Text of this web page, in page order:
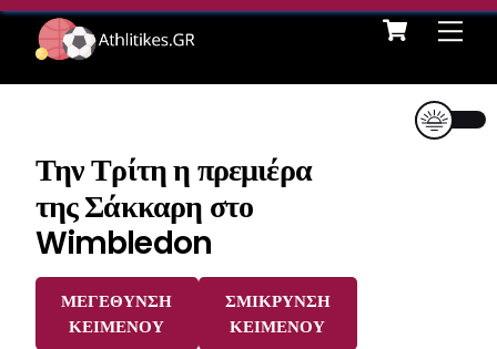
Skip
content
Cart
Την Τρίτη η πρεμιέρα
της Σάκκαρη στο
Wimbledon
ΜΕΓΕΘΥΝΣΗ
ΚΕΙΜΕΝΟΥ
ΣΜΙΚΡΥΝΣΗ
ΚΕΙΜΕΝΟΥ